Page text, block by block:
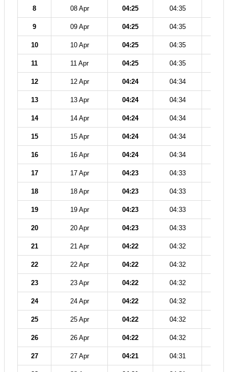
8 08 Apr 04:25 04:35
9 09 Apr 04:25 04:35
10 10 Apr 04:25 04:35
11 11 Apr 04:25 04:35
12 12 Apr 04:24 04:34
13 13 Apr 04:24 04:34
14 14 Apr 04:24 04:34
15 15 Apr 04:24 04:34
16 16 Apr 04:24 04:34
17 17 Apr 04:23 04:33
18 18 Apr 04:23 04:33
19 19 Apr 04:23 04:33
20 20 Apr 04:23 04:33
21 21 Apr 04:22 04:32
22 22 Apr 04:22 04:32
23 23 Apr 04:22 04:32
24 24 Apr 04:22 04:32
25 25 Apr 04:22 04:32
26 26 Apr 04:22 04:32
27 27 Apr 04:21 04:31